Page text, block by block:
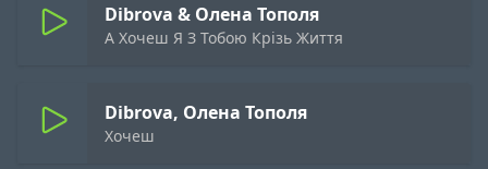
Dibrova & Олена Тополя
А Хочеш Я З Тобою Крізь Життя
Dibrova, Олена Тополя
Хочеш